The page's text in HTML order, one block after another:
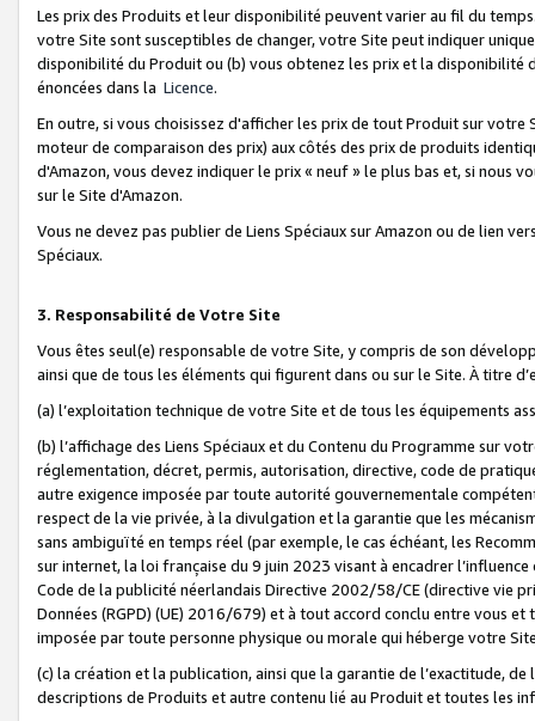
Les prix des Produits et leur disponibilité peuvent varier au fil du
votre Site sont susceptibles de changer, votre Site peut indiquer
disponibilité du Produit ou (b) vous obtenez les prix et la disponibilité
énoncées dans la Licence.
En outre, si vous choisissez d'afficher les prix de tout Produit sur
moteur de comparaison des prix) aux côtés des prix de produits
d'Amazon, vous devez indiquer le prix « neuf » le plus bas et, si nous
sur le Site d'Amazon.
Vous ne devez pas publier de Liens Spéciaux sur Amazon ou de lien
Spéciaux.
3. Responsabilité de Votre Site
Vous êtes seul(e) responsable de votre Site, y compris de son
ainsi que de tous les éléments qui figurent dans ou sur le Site. À titre
(a) l’exploitation technique de votre Site et de tous les équipements
(b) l’affichage des Liens Spéciaux et du Contenu du Programme sur
réglementation, décret, permis, autorisation, directive, code de
autre exigence imposée par toute autorité gouvernementale
respect de la vie privée, à la divulgation et la garantie que les
sans ambiguïté en temps réel (par exemple, le cas échéant, les
sur internet, la loi française du 9 juin 2023 visant à encadrer
Code de la publicité néerlandais Directive 2002/58/CE (directive vie
Données (RGPD) (UE) 2016/679) et à tout accord conclu entre vous
imposée par toute personne physique ou morale qui héberge votre
(c) la création et la publication, ainsi que la garantie de l’exactitude,
descriptions de Produits et autre contenu lié au Produit et toutes les